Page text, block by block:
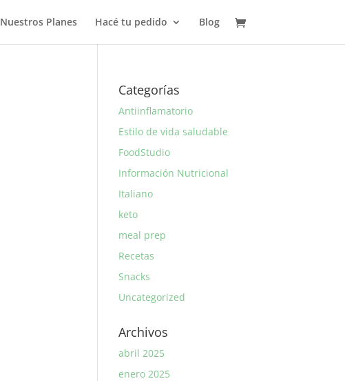
Nuestros Planes Hacé tu pedido Blog
Categorías
Antiinflamatorio
Estilo de vida saludable
FoodStudio
Información Nutricional
Italiano
keto
meal prep
Recetas
Snacks
Uncategorized
Archivos
abril 2025
enero 2025